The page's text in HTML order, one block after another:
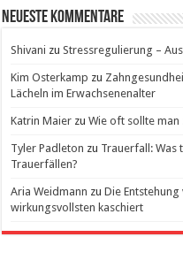
Neueste Kommentare
Shivani zuStressregulierung –
Kim Osterkamp zu
Lächeln im Erwachsenenalter
Katrin Maier zuWie oft sollte man
Tyler Padleton zu Trauerfall: Was
Trauerfällen?
Aria Weidmann zuDie
wirkungsvollsten kaschiert